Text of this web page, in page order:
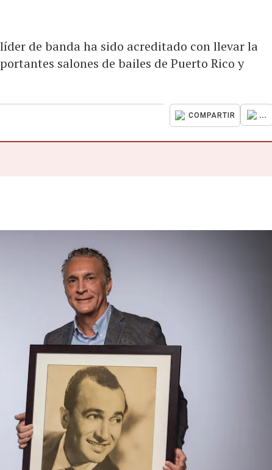
de banda ha sido acreditado con llevar la
salones de bailes de Puerto Rico y
COMPARTIR ...